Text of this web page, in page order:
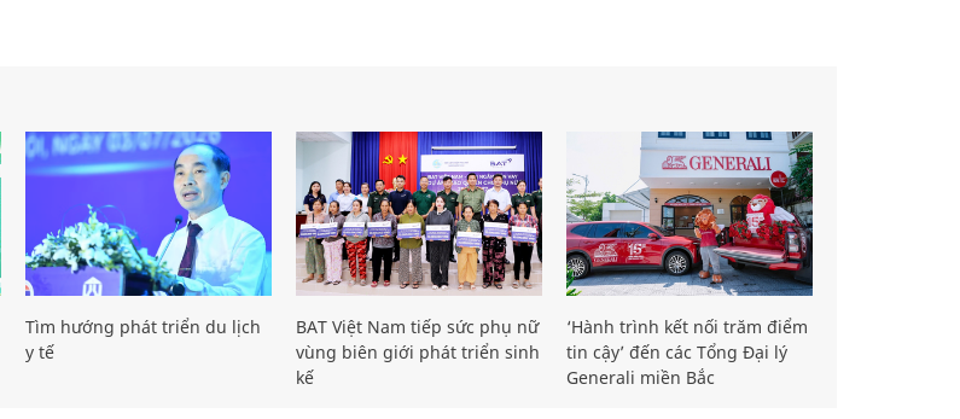
Tìm hướng phát triển du lịch
y tế
BAT Việt Nam tiếp sức phụ nữ
vùng biên giới phát triển sinh
kế
‘Hành trình kết nối trăm điểm
tin cậy’ đến các Tổng Đại lý
Generali miền Bắc